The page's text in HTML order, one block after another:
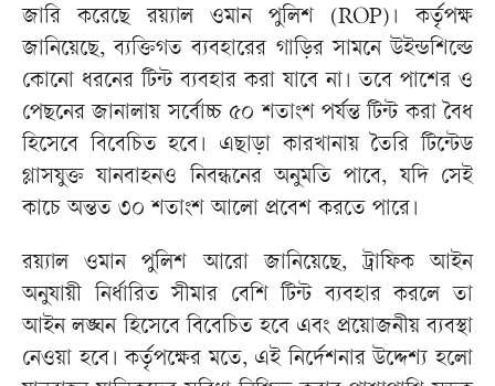
জারি করেছে রয়্যাল ওমান পুলিশ (ROP)। কর্তৃপক্ষ
জানিয়েছে, ব্যক্তিগত ব্যবহারের গাড়ির সামনে উইন্ডশিল্ডে
কোনো ধরনের টিন্ট ব্যবহার করা যাবে না। তবে পাশের ও
পেছনের জানালায় সর্বোচ্চ ৫০ শতাংশ পর্যন্ত টিন্ট করা বৈধ
হিসেবে বিবেচিত হবে। এছাড়া কারখানায় তৈরি টিন্টেড
গ্লাসযুক্ত যানবাহনও নিবন্ধনের অনুমতি পাবে, যদি সেই
কাচে অন্তত ৩০ শতাংশ আলো প্রবেশ করতে পারে।
রয়্যাল ওমান পুলিশ আরো জানিয়েছে, ট্রাফিক আইন
অনুযায়ী নির্ধারিত সীমার বেশি টিন্ট ব্যবহার করলে তা
আইন লঙ্ঘন হিসেবে বিবেচিত হবে এবং প্রয়োজনীয় ব্যবস্থা
নেওয়া হবে। কর্তৃপক্ষের মতে, এই নির্দেশনার উদ্দেশ্য হলো